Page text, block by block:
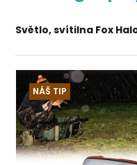
Světlo, svítilna Fox
NÁŠ TIP